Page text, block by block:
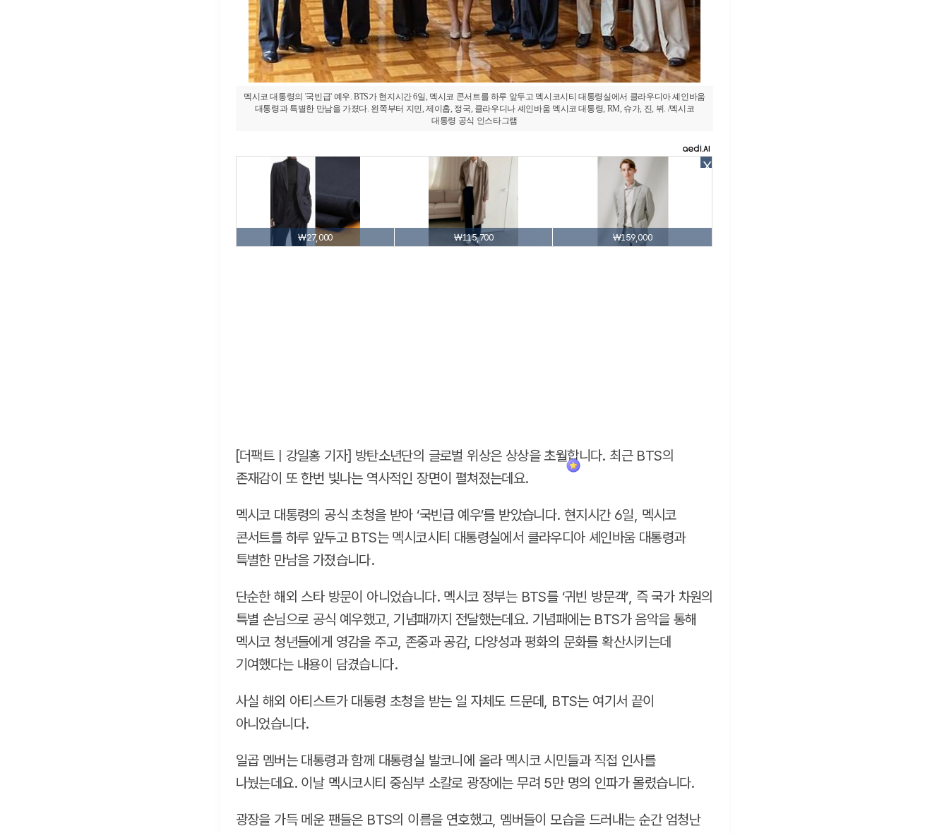
멕시코 대통령의 '국빈급' 예우. BTS가 현지시간 6일, 멕시코 콘서트를 하루 앞두고 멕시코시티 대통령실에서 클라우디아 셰인바움
대통령과 특별한 만남을 가졌다. 왼쪽부터 지민, 제이홉, 정국, 클라우디나 셰인바움 멕시코 대통령, RM, 슈가, 진, 뷔. /멕시코
대통령 공식 인스타그램
X
₩27,000 ₩115,700 ₩159,000
[더팩트ㅣ강일홍 기자] 방탄소년단의 글로벌 위상은 상상을 초월합니다. 최근 BTS의
존재감이 또 한번 빛나는 역사적인 장면이 펼쳐졌는데요.
멕시코 대통령의 공식 초청을 받아 ‘국빈급 예우’를 받았습니다. 현지시간 6일, 멕시코
콘서트를 하루 앞두고 BTS는 멕시코시티 대통령실에서 클라우디아 셰인바움 대통령과
특별한 만남을 가졌습니다.
단순한 해외 스타 방문이 아니었습니다. 멕시코 정부는 BTS를 ‘귀빈 방문객’, 즉 국가 차원의
특별 손님으로 공식 예우했고, 기념패까지 전달했는데요. 기념패에는 BTS가 음악을 통해
멕시코 청년들에게 영감을 주고, 존중과 공감, 다양성과 평화의 문화를 확산시키는데
기여했다는 내용이 담겼습니다.
사실 해외 아티스트가 대통령 초청을 받는 일 자체도 드문데, BTS는 여기서 끝이
아니었습니다.
일곱 멤버는 대통령과 함께 대통령실 발코니에 올라 멕시코 시민들과 직접 인사를
나눴는데요. 이날 멕시코시티 중심부 소칼로 광장에는 무려 5만 명의 인파가 몰렸습니다.
광장을 가득 메운 팬들은 BTS의 이름을 연호했고, 멤버들이 모습을 드러내는 순간 엄청난